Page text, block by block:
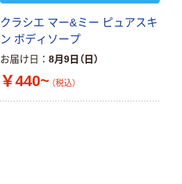
クラシエ マー&ミー ピュアスキ
ン ボディソープ
お届け日 8月9日（日）
￥440~ （税込）